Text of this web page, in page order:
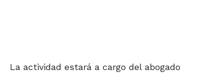
La actividad estará a cargo del abogado